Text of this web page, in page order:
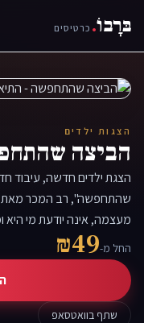
בּרָבוֹ. כרטיסים
הצגות ילדים
הביצה
הצגת ילדים חדשה, עיבוד
שהתחפשה", רב המכר מאת
מעצמה, אינה יודעת מי
החל מ-₪49
שתף בוואטסאפ